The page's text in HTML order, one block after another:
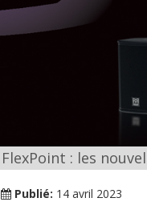
FlexPoint : les
Publié: 14 avril 2023